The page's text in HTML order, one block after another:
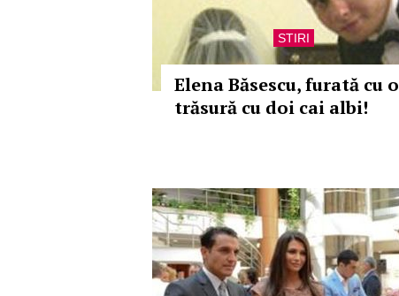
STIRI
Elena Băsescu, furată cu o
trăsură cu doi cai albi!